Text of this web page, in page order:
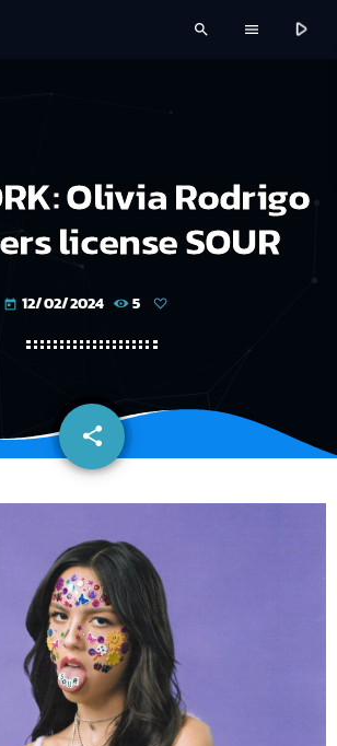
search menu play_arrow
Olivia Rodrigo
license SOUR
today 12/02/2024 5
share
email